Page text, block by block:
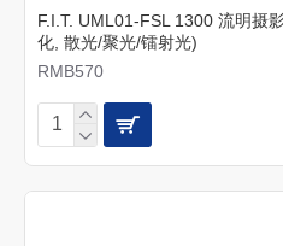
F.I.T. UML01-FSL 1300 流明摄
化, 散光/聚光/镭射光)
RMB570